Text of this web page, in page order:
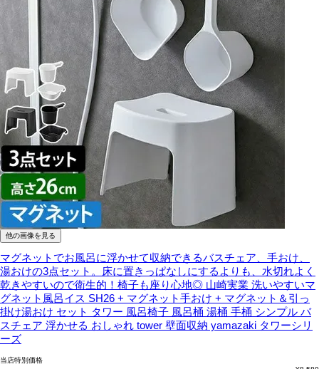
他の画像を見る
マグネットでお風呂に浮かせて収納できるバスチェア、手おけ、
湯おけの3点セット。床に置きっぱなしにするよりも、水切れよく
乾きやすいので衛生的！椅子も座り心地◎ 山崎実業 洗いやすいマ
グネット風呂イス SH26 + マグネット手おけ + マグネット＆引っ
掛け湯おけ セット タワー 風呂椅子 風呂桶 湯桶 手桶 シンプル バ
スチェア 浮かせる おしゃれ tower 壁面収納 yamazaki タワーシリ
ーズ
当店特別価格